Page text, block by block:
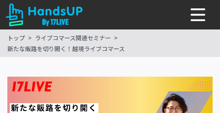
トップ
ライブコマース関連セミナー
新たな販路を切り開く！越境ライブコマース